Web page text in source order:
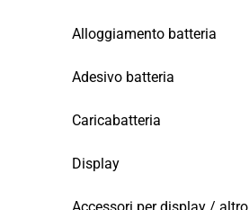
Alloggiamento batteria
Adesivo batteria
Caricabatteria
Display